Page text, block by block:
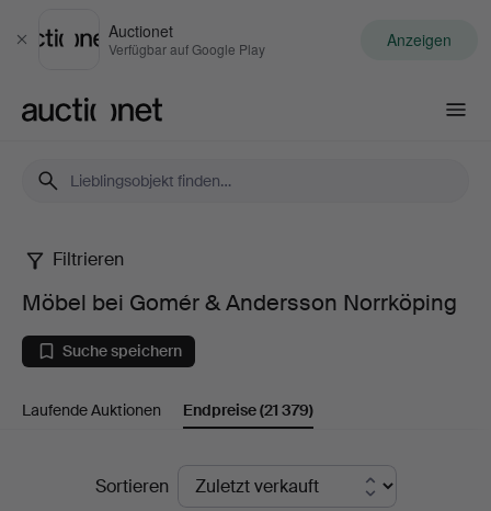
Schließen
Auctionet
Verfügbar auf Google Play Anzeigen
Möbel
bei
Gomér
Andersson
Filtrieren
Möbel bei Gomér & Andersson Norrköping
Suche speichern
Laufende Auktionen Endpreise(21 379)
EndpreiseSortieren